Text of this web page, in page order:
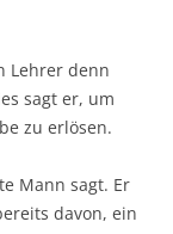
Lehrer denn
sagt er, um
zu erlösen.
Mann sagt. Er
davon, ein